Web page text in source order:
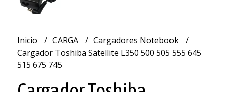
Inicio CARGA
Cargadores Notebook
Cargador Toshiba Satellite L350 500 505 555 645
515 675 745